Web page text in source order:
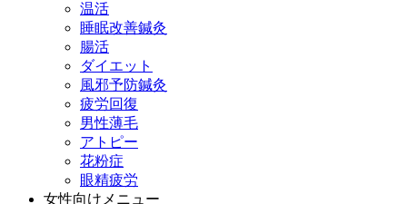
温活
睡眠改善鍼灸
腸活
ダイエット
風邪予防鍼灸
疲労回復
男性薄毛
アトピー
花粉症
眼精疲労
女性向けメニュー